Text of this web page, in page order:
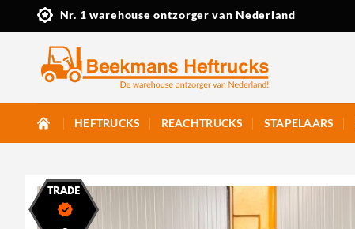
naar
Nr. 1 warehouse ontzorger van Nederland
HEFTRUCKS REACHTRUCKS STAPELAARS